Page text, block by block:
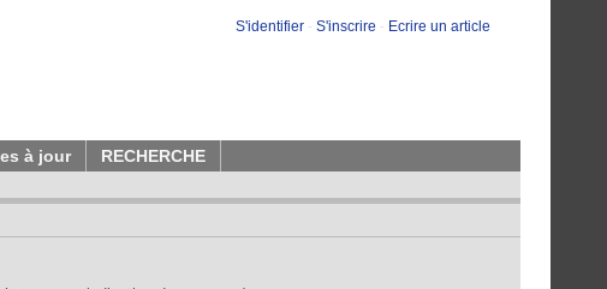
S'identifier - S'inscrire - Ecrire un article
à jour RECHERCHE